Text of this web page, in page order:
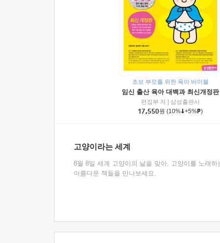
초보 부모를 위한 육아 바이블
임신 출산 육아 대백과 최신개정판
편집부 저
삼성출판사
17,550원 (10% +5% )
고양이라는 세계
8월 8일 세계 고양이의 날을 맞아, 고양이를 노래하
아름다운 책들을 만나보세요.